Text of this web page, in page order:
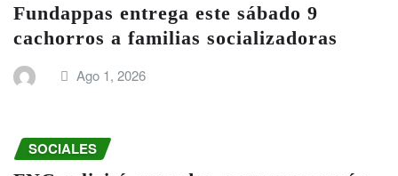
Fundappas entrega este sábado 9
cachorros a familias socializadoras
Ago 1, 2026
SOCIALES